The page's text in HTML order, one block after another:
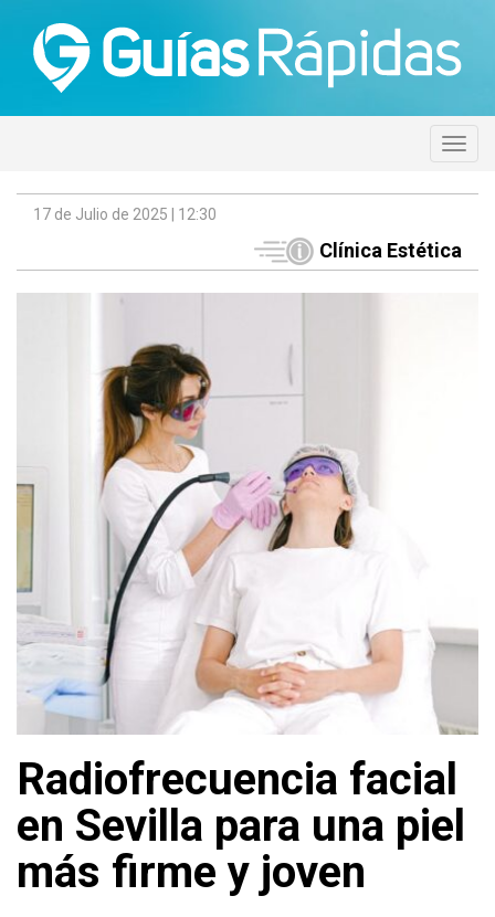
17 de Julio de 2025 | 12:30
Clínica Estética
Radiofrecuencia facial
en Sevilla para una piel
más firme y joven